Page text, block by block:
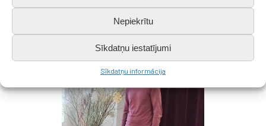
Nepiekrītu
Sīkdatņu iestatījumi
Sīkdatņu informācija